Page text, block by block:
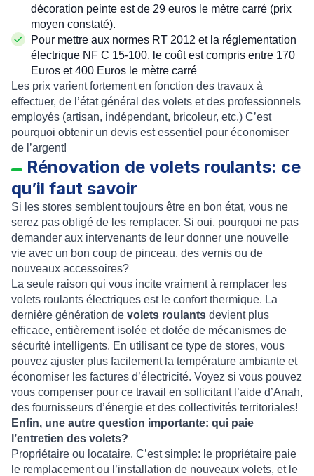
décoration peinte est de 29 euros le mètre carré (prix
moyen constaté).
Pour mettre aux normes RT 2012 et la réglementation
électrique NF C 15-100, le coût est compris entre 170
Euros et 400 Euros le mètre carré
Les prix varient fortement en fonction des travaux à
effectuer, de l’état général des volets et des professionnels
employés (artisan, indépendant, bricoleur, etc.) C’est
pourquoi obtenir un devis est essentiel pour économiser
de l’argent!
Rénovation de volets roulants: ce
qu’il faut savoir
Si les stores semblent toujours être en bon état, vous ne
serez pas obligé de les remplacer. Si oui, pourquoi ne pas
demander aux intervenants de leur donner une nouvelle
vie avec un bon coup de pinceau, des vernis ou de
nouveaux accessoires?
La seule raison qui vous incite vraiment à remplacer les
volets roulants électriques est le confort thermique. La
dernière génération de volets roulants devient plus
efficace, entièrement isolée et dotée de mécanismes de
sécurité intelligents. En utilisant ce type de stores, vous
pouvez ajuster plus facilement la température ambiante et
économiser les factures d’électricité. Voyez si vous pouvez
vous compenser pour ce travail en sollicitant l’aide d’Anah,
des fournisseurs d’énergie et des collectivités territoriales!
Enfin, une autre question importante: qui paie
l’entretien des volets?
Propriétaire ou locataire. C’est simple: le propriétaire paie
le remplacement ou l’installation de nouveaux volets, et le